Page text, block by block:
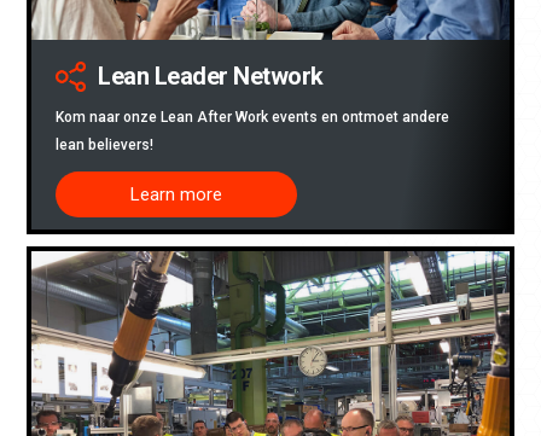
Lean Leader Network
Kom naar onze Lean After Work events en ontmoet andere
lean believers!
Learn more